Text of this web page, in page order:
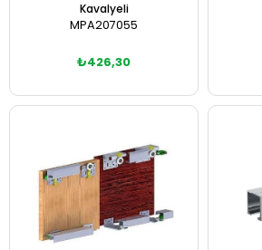
Kavalyeli
MPA207055
₺426,30